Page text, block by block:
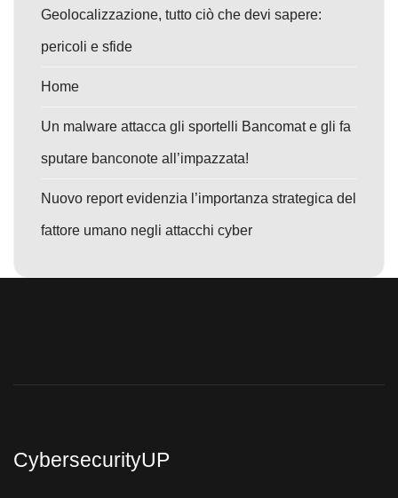
Geolocalizzazione, tutto ciò che devi sapere:
pericoli e sfide
Home
Un malware attacca gli sportelli Bancomat e gli fa
sputare banconote all’impazzata!
Nuovo report evidenzia l’importanza strategica del
fattore umano negli attacchi cyber
CybersecurityUP